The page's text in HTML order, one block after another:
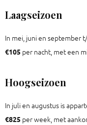
Laagseizoen
In mei, juni en september
€105 per nacht, met een
Hoogseizoen
In juli en augustus is
€825 per week, met